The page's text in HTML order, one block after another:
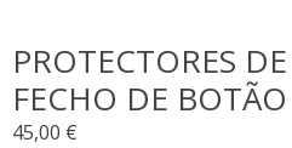
PROTECTORES
FECHO DE BOTÃO
45,00 €